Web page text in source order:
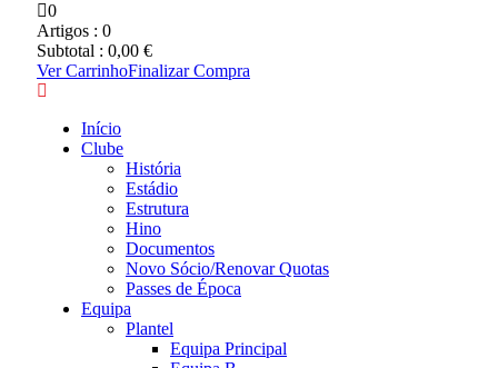
0
Artigos : 0
Subtotal : 0,00 €
Ver CarrinhoFinalizar Compra
Início
Clube
História
Estádio
Estrutura
Hino
Documentos
Novo Sócio/Renovar Quotas
Passes de Época
Equipa
Plantel
Equipa Principal